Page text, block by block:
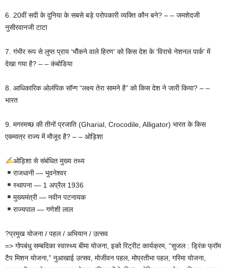
6. 20वीं सदी के दुनिया के सबसे बड़े परोपकारी व्यक्ति कौन बने? – – जमशेदजी
नुसीरवानजी टाटा
7. गंभीर रूप से लुप्त प्राय ‘भौंकने वाले हिरण’ को किस देश के ‘विराचे नेशनल पार्क’ में
देखा गया है? – – कंबोडिया
8. आधिकारिक ओलंपिक सॉन्ग “लक्ष्य तेरा सामने है” को किस देश ने जारी किया? – –
भारत
9. मगरमच्छ की तीनों प्रजाति (Gharial, Crocodile, Alligator) भारत के किस
एकमात्र राज्य में मौजूद है? – – ओड़िशा
ओड़िशा से संबंधित मुख्य तथ्य
राजधानी — भुवनेश्वर
स्थापना — 1 अप्रैल 1936
मुख्यमंत्री — नवीन पटनायक
राज्यपाल — गणेशी लाल
?प्रमुख योजना / पहल / अभियान / उत्सव
=> गोपबंधु सम्बदिका स्वास्थ्य बीमा योजना, इको रिट्रीट कार्यक्रम, “सुजल : ड्रिंक फ्रॉम
टैप मिशन योजना,” नुआखाई उत्सव, मोजीवन पहल, मोप्रतीभा पहल, गरिमा योजना,